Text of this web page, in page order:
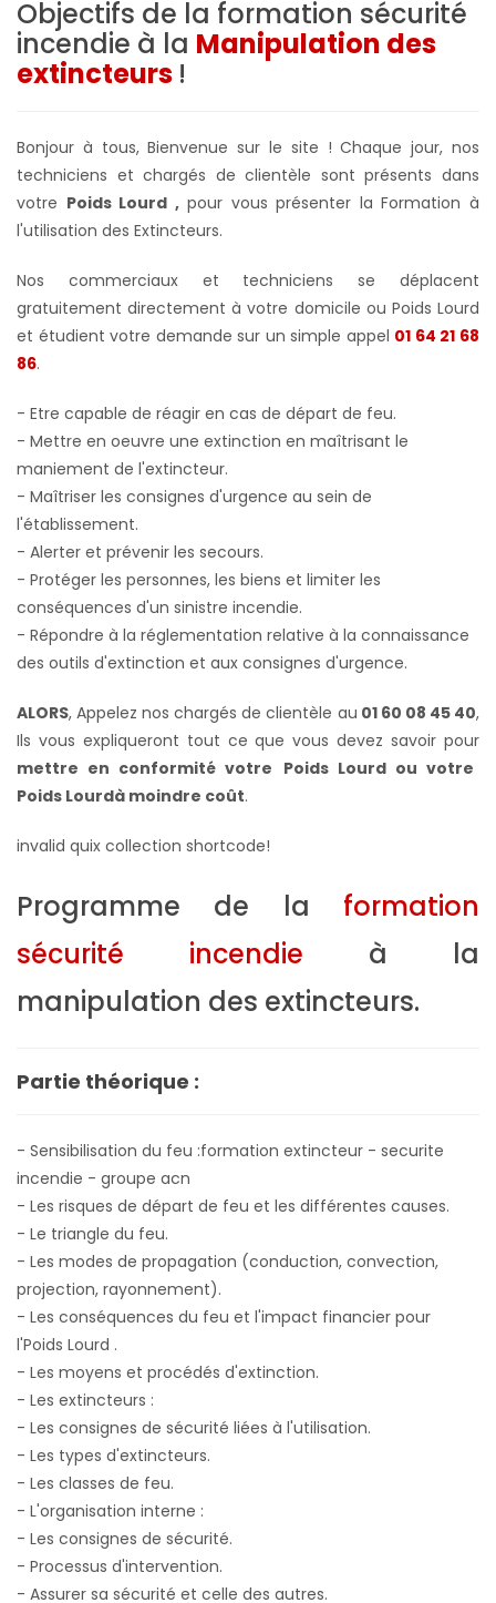
Objectifs de la formation sécurité
incendie à la Manipulation des
extincteurs !
Bonjour à tous, Bienvenue sur le site ! Chaque jour, nos
techniciens et chargés de clientèle sont présents dans
votre Poids Lourd ,pour vous présenter la Formation à
l'utilisation des Extincteurs.
Nos commerciaux et techniciens se déplacent
gratuitement directement à votre domicile ou Poids Lourd
et étudient votre demande sur un simple appel 01 64 21 68
86.
- Etre capable de réagir en cas de départ de feu.
- Mettre en oeuvre une extinction en maîtrisant le
maniement de l'extincteur.
- Maîtriser les consignes d'urgence au sein de
l'établissement.
- Alerter et prévenir les secours.
- Protéger les personnes, les biens et limiter les
conséquences d'un sinistre incendie.
- Répondre à la réglementation relative à la connaissance
des outils d'extinction et aux consignes d'urgence.
ALORS, Appelez nos chargés de clientèle au 01 60 08 45 40,
Ils vous expliqueront tout ce que vous devez savoir pour
mettre en conformité votre Poids Lourd ou votre
Poids Lourdà moindre coût.
invalid quix collection shortcode!
Programme de la formation
sécurité incendie à la
manipulation des extincteurs.
Partie théorique :
- Sensibilisation du feu :formation extincteur - securite
incendie - groupe acn
- Les risques de départ de feu et les différentes causes.
- Le triangle du feu.
- Les modes de propagation (conduction, convection,
projection, rayonnement).
- Les conséquences du feu et l'impact financier pour
l'Poids Lourd .
- Les moyens et procédés d'extinction.
- Les extincteurs :
- Les consignes de sécurité liées à l'utilisation.
- Les types d'extincteurs.
- Les classes de feu.
- L'organisation interne :
- Les consignes de sécurité.
- Processus d'intervention.
- Assurer sa sécurité et celle des autres.